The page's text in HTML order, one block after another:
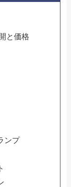
と価格
ンプ